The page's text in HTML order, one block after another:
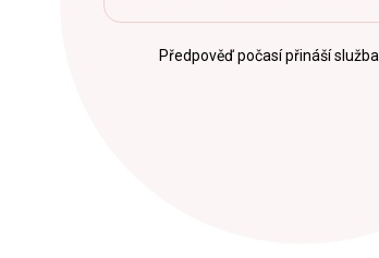
Předpověď počasí přináší služba